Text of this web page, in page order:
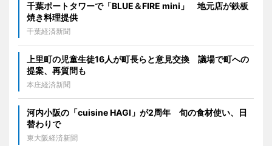
千葉ポートタワーで「BLUE＆FIRE mini」 地元店が鉄板
焼き料理提供
千葉経済新聞
上里町の児童生徒16人が町長らと意見交換 議場で町への
提案、再質問も
本庄経済新聞
河内小阪の「cuisine HAGI」が2周年 旬の食材使い、日
替わりで
東大阪経済新聞